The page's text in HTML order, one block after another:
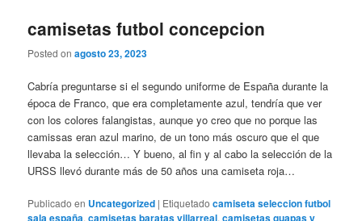
camisetas futbol concepcion
Posted onagosto 23, 2023
Cabría preguntarse si el segundo uniforme de España durante la
época de Franco, que era completamente azul, tendría que ver
con los colores falangistas, aunque yo creo que no porque las
camissas eran azul marino, de un tono más oscuro que el que
llevaba la selección… Y bueno, al fin y al cabo la selección de la
URSS llevó durante más de 50 años una camiseta roja…
Publicado en Uncategorized | Etiquetado camiseta seleccion futbol
sala españa,camisetas baratas villarreal,camisetas guapas y